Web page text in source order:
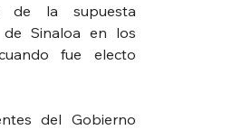
de la supuesta
Sinaloa en los
fue electo
del Gobierno